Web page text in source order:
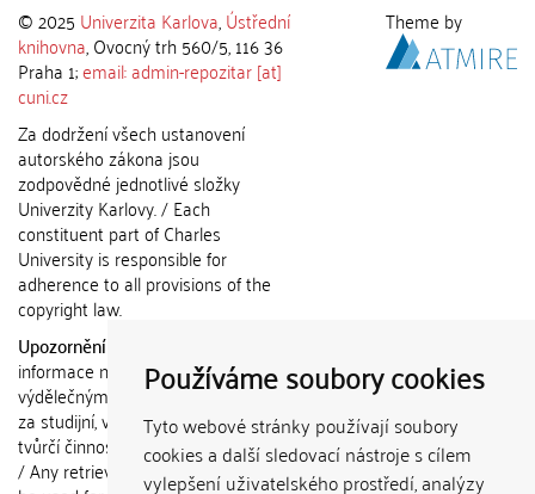
Používáme soubory cookies
Tyto webové stránky používají soubory
cookies a další sledovací nástroje s cílem
vylepšení uživatelského prostředí, analýzy
© 2025 Univerzita Karlova,Ústřední
knihovna, Ovocný trh 560/5, 116 36
Praha 1;email: admin-repozitar [at]
cuni.cz
Za dodržení všech ustanovení
autorského zákona jsou
zodpovědné jednotlivé složky
Univerzity Karlovy. / Each
constituent part of Charles
University is responsible for
adherence to all provisions of the
copyright law.
Upozornění / Notice:
informace nemohou být použity k
výdělečným účelům nebo vydávány
za studijní, vědeckou nebo jinou
tvůrčí činnost jiné osoby než autora.
/ Any retrieved information shall not
Theme by